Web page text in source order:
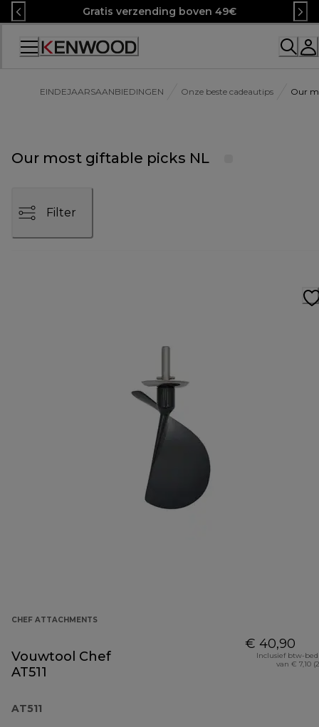
Skip
to
Content
Gratis verzending boven 49€
Accessibility
EINDEJAARSAANBIEDINGEN Onze beste cadeautips Our
Our most giftable picks NL
Filter
CHEF ATTACHMENTS
Vouwtool Chef
AT511
AT511
€ 40,90
Inclusief btw-
van € 7,10